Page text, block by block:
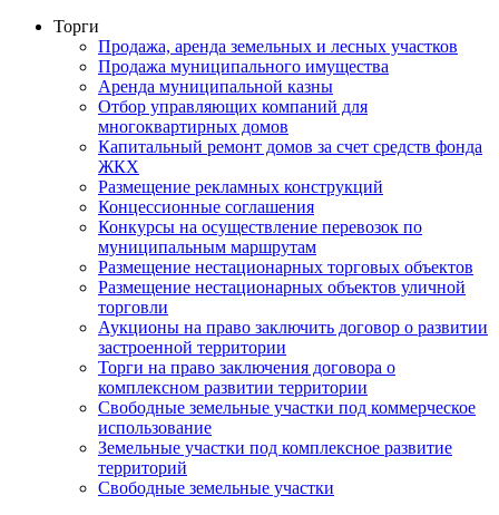
Торги
Продажа, аренда земельных и лесных участков
Продажа муниципального имущества
Аренда муниципальной казны
Отбор управляющих компаний для
многоквартирных домов
Капитальный ремонт домов за счет средств фонда
ЖКХ
Размещение рекламных конструкций
Концессионные соглашения
Конкурсы на осуществление перевозок по
муниципальным маршрутам
Размещение нестационарных торговых объектов
Размещение нестационарных объектов уличной
торговли
Аукционы на право заключить договор о развитии
застроенной территории
Торги на право заключения договора о
комплексном развитии территории
Свободные земельные участки под коммерческое
использование
Земельные участки под комплексное развитие
территорий
Свободные земельные участки